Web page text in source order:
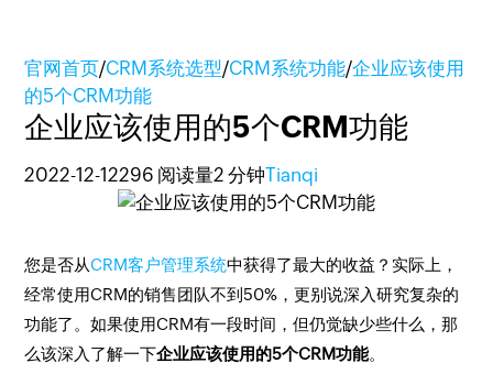
官网首页/CRM系统选型/CRM系统功能/企业应该使用
的5个CRM功能
企业应该使用的5个CRM功能
2022-12-12296 阅读量2 分钟Tianqi
您是否从CRM客户管理系统中获得了最大的收益？实际上，
经常使用CRM的销售团队不到50%，更别说深入研究复杂的
功能了。如果使用CRM有一段时间，但仍觉缺少些什么，那
么该深入了解一下企业应该使用的5个CRM功能。